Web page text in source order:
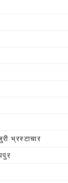
भ्रस्टाचार